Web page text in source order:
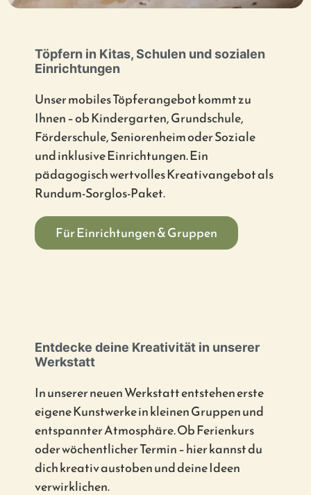
Töpfern in Kitas, Schulen und sozialen
Einrichtungen
Unser mobiles Töpferangebot kommt zu
Ihnen – ob Kindergarten, Grundschule,
Förderschule, Seniorenheim oder Soziale
und inklusive Einrichtungen. Ein
pädagogisch wertvolles Kreativangebot als
Rundum-Sorglos-Paket.
Für Einrichtungen & Gruppen
Entdecke deine Kreativität in unserer
Werkstatt
In unserer neuen Werkstatt entstehen erste
eigene Kunstwerke in kleinen Gruppen und
entspannter Atmosphäre. Ob Ferienkurs
oder wöchentlicher Termin – hier kannst du
dich kreativ austoben und deine Ideen
verwirklichen.